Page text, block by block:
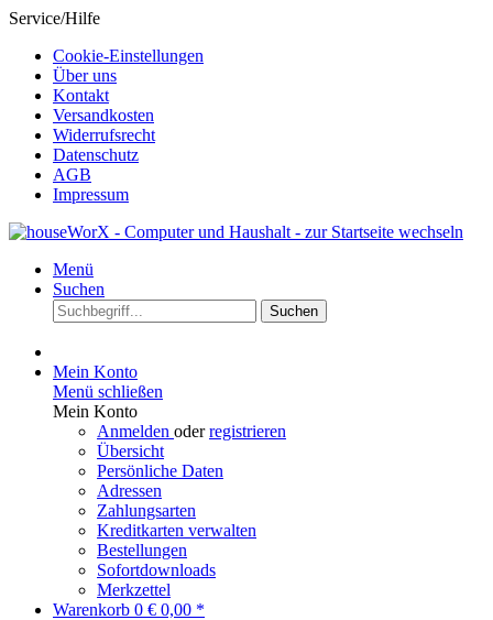
Service/Hilfe
Cookie-Einstellungen
Über uns
Kontakt
Versandkosten
Widerrufsrecht
Datenschutz
AGB
Impressum
Menü
Suchen
Suchen
Mein Konto
Menü schließen
Mein Konto
Anmelden oderregistrieren
Übersicht
Persönliche Daten
Adressen
Zahlungsarten
Kreditkarten verwalten
Bestellungen
Sofortdownloads
Merkzettel
Warenkorb 0 € 0,00 *